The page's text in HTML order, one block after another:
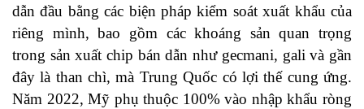
dẫn đầu bằng các biện pháp kiểm soát xuất khẩu của
riêng mình, bao gồm các khoáng sản quan trọng
trong sản xuất chip bán dẫn như gecmani, gali và gần
đây là than chì, mà Trung Quốc có lợi thế cung ứng.
Năm 2022, Mỹ phụ thuộc 100% vào nhập khẩu ròng